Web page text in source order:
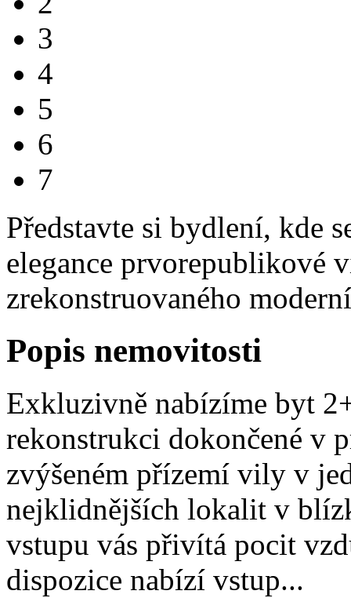
3
4
5
6
7
Představte si bydlení, kde
elegance prvorepublikové
zrekonstruovaného
Popis nemovitosti
Exkluzivně nabízíme byt
rekonstrukci dokončené v
zvýšeném přízemí vily v
nejklidnějších lokalit v
vstupu vás přivítá pocit
dispozice nabízí vstup...